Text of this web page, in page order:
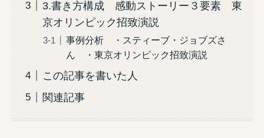
3.書き方構成 感動ストーリー３要素 東
京オリンピック招致演説
事例分析 ・スティーブ・ジョブズさ
ん ・東京オリンピック招致演説
この記事を書いた人
関連記事